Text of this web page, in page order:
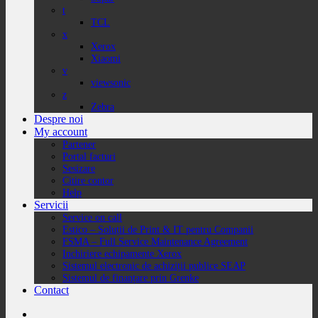
t
TCL
x
Xerox
Xiaomi
v
viewsonic
z
Zebra
Despre noi
My account
Partener
Portal facturi
Sesizare
Citire contor
Help
Servicii
Service on call
Estico – Soluții de Print & IT pentru Companii
FSMA – Full Service Maintenance Agreement
Inchiriere echipamente Xerox
Sistemul electronic de achiziții publice SEAP
Sistemul de finanțare prin Grenke
Contact